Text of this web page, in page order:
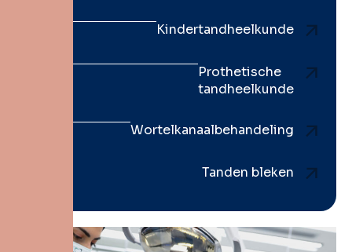
Kindertandheelkunde
Prothetische
tandheelkunde
Wortelkanaalbehandeling
Tanden bleken